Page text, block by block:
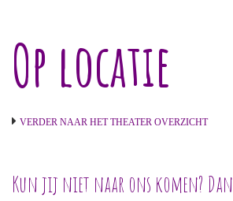
Op locatie
VERDER NAAR HET THEATER OVERZICHT
Kun jij niet naar ons komen? Dan